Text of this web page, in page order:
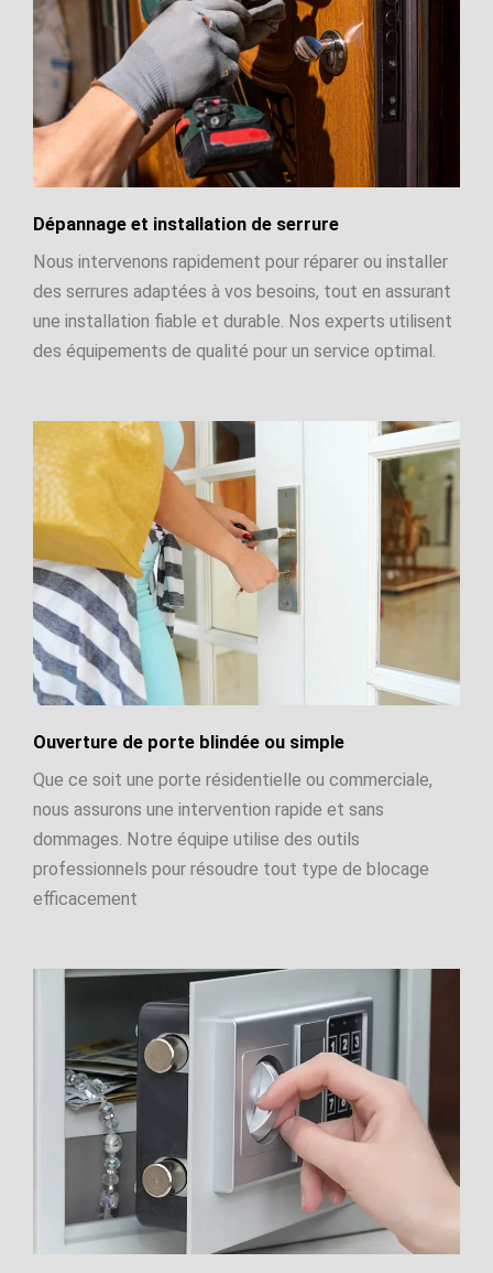
Dépannage et installation de serrure
Nous intervenons rapidement pour réparer ou installer
des serrures adaptées à vos besoins, tout en assurant
une installation fiable et durable. Nos experts utilisent
des équipements de qualité pour un service optimal.
Ouverture de porte blindée ou simple
Que ce soit une porte résidentielle ou commerciale,
nous assurons une intervention rapide et sans
dommages. Notre équipe utilise des outils
professionnels pour résoudre tout type de blocage
efficacement